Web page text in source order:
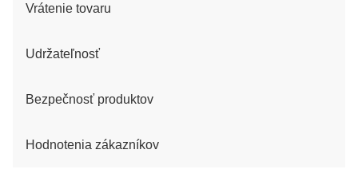
Vrátenie tovaru
Udržateľnosť
Bezpečnosť produktov
Hodnotenia zákazníkov